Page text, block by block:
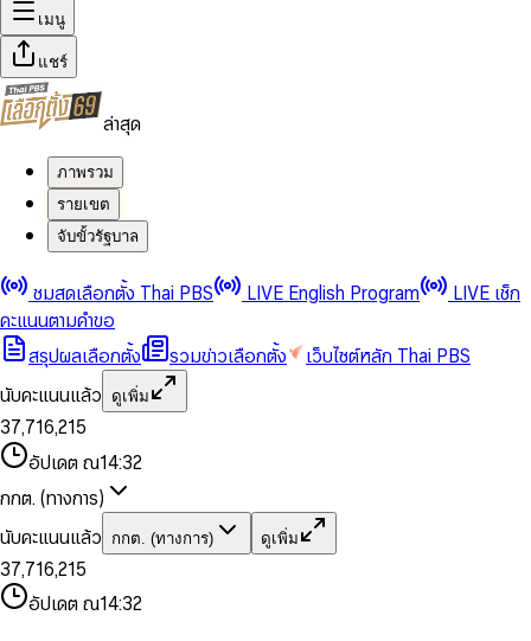
เมนู
แชร์
ล่าสุด
ภาพรวม
รายเขต
จับขั้วรัฐบาล
ชมสดเลือกตั้ง Thai PBS LIVE English Program
LIVE เช็ก
คะแนนตามคำขอ
สรุปผลเลือกตั้ง
รวมข่าวเลือกตั้ง
เว็บไซต์หลัก Thai PBS
นับคะแนนแล้ว
ดูเพิ่ม
0
1
2
3
4
5
6
8
9
0
1
2
3
4
5
6
7
8
9
,
0
1
2
4
6
7
8
9
0
1
2
3
4
5
6
7
8
9
0
1
3
5
6
7
8
9
,
1
2
4
5
7
8
9
0
1
3
4
6
7
8
9
0
2
3
4
5
7
8
อัปเดต ณ14:32
กกต. (ทางการ)
นับคะแนนแล้ว
กกต. (ทางการ) ดูเพิ่ม
0
1
2
3
4
5
0
1
2
4
5
6
7
8
9
,
0
1
2
4
6
7
8
9
0
1
2
3
0
1
3
5
6
7
8
,
1
2
4
0
1
3
0
2
3
4
5
7
อัปเดต ณ14:32